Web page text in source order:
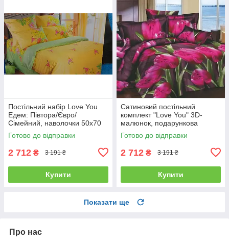
Постільний набір Love You
Едем: Півтора/Євро/
Сімейний, наволочки 50x70
полуторний
Готово до відправки
2 712 ₴ 3 191 ₴
Купити
Сатиновий постільний
комплект "Love You" 3D-
малюнок, подарункова
упаковка полуторний
Готово до відправки
2 712 ₴ 3 191 ₴
Купити
Показати ще
Про нас